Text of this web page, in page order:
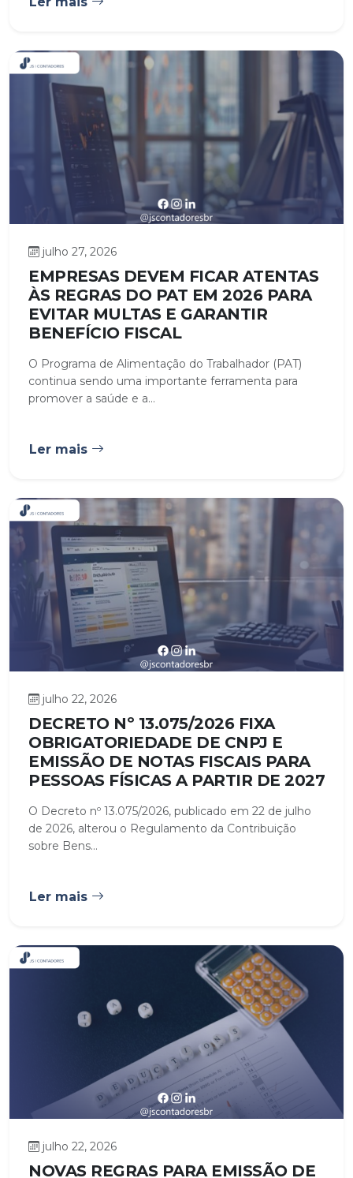
julho 27, 2026
EMPRESAS DEVEM FICAR ATENTAS
ÀS REGRAS DO PAT EM 2026 PARA
EVITAR MULTAS E GARANTIR
BENEFÍCIO FISCAL
O Programa de Alimentação do Trabalhador (PAT)
continua sendo uma importante ferramenta para
promover a saúde e a...
Ler mais
julho 22, 2026
DECRETO Nº 13.075/2026 FIXA
OBRIGATORIEDADE DE CNPJ E
EMISSÃO DE NOTAS FISCAIS PARA
PESSOAS FÍSICAS A PARTIR DE 2027
O Decreto nº 13.075/2026, publicado em 22 de julho
de 2026, alterou o Regulamento da Contribuição
sobre Bens...
Ler mais
julho 22, 2026
NOVAS REGRAS PARA EMISSÃO DE